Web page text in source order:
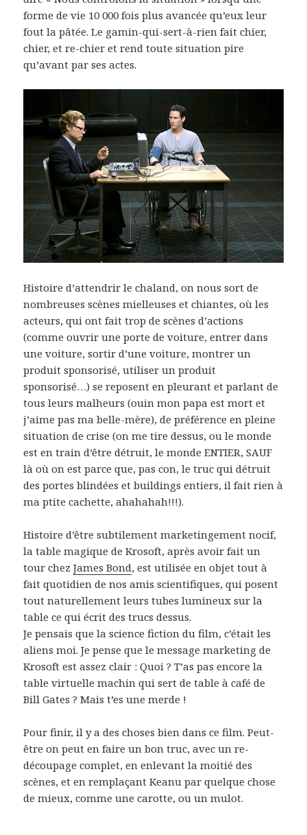
forme de vie 10 000 fois plus avancée qu’eux leur
fout la pâtée. Le gamin-qui-sert-à-rien fait chier,
chier, et re-chier et rend toute situation pire
qu’avant par ses actes.
Histoire d’attendrir le chaland, on nous sort de
nombreuses scènes mielleuses et chiantes, où les
acteurs, qui ont fait trop de scènes d’actions
(comme ouvrir une porte de voiture, entrer dans
une voiture, sortir d’une voiture, montrer un
produit sponsorisé, utiliser un produit
sponsorisé…) se reposent en pleurant et parlant de
tous leurs malheurs (ouin mon papa est mort et
j’aime pas ma belle-mère), de préférence en pleine
situation de crise (on me tire dessus, ou le monde
est en train d’être détruit, le monde ENTIER, SAUF
là où on est parce que, pas con, le truc qui détruit
des portes blindées et buildings entiers, il fait rien à
ma ptite cachette, ahahahah!!!).
Histoire d’être subtilement marketingement nocif,
la table magique de Krosoft, après avoir fait un
tour chezJames Bond, est utilisée en objet tout à
fait quotidien de nos amis scientifiques, qui posent
tout naturellement leurs tubes lumineux sur la
table ce qui écrit des trucs dessus.
Je pensais que la science fiction du film, c’était les
aliens moi. Je pense que le message marketing de
Krosoft est assez clair : Quoi ? T’as pas encore la
table virtuelle machin qui sert de table à café de
Bill Gates ? Mais t’es une merde !
Pour finir, il y a des choses bien dans ce film. Peut-
être on peut en faire un bon truc, avec un re-
découpage complet, en enlevant la moitié des
scènes, et en remplaçant Keanu par quelque chose
de mieux, comme une carotte, ou un mulot.